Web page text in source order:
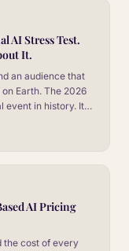
AI Stress Test.
It.
an audience that
Earth. The 2026
event in history. It is
AI Pricing
the cost of every